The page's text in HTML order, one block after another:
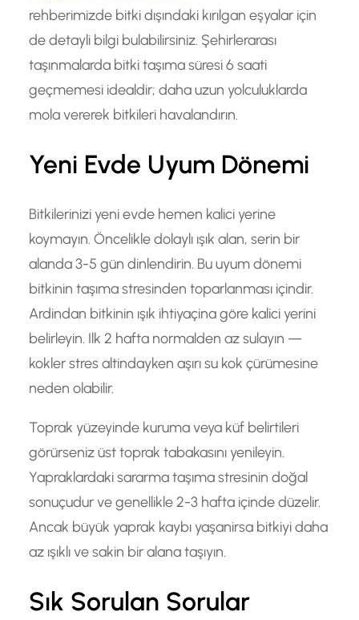
rehberimizde bitki dışındaki kırılgan eşyalar için
de detayli bilgi bulabilirsiniz. Şehirlerarası
taşınmalarda bitki taşıma süresi 6 saati
geçmemesi idealdir; daha uzun yolculuklarda
mola vererek bitkileri havalandırın.
Yeni Evde Uyum Dönemi
Bitkilerinizi yeni evde hemen kalici yerine
koymayın. Öncelikle dolaylı ışık alan, serin bir
alanda 3-5 gün dinlendirin. Bu uyum dönemi
bitkinin taşıma stresinden toparlanması içindir.
Ardindan bitkinin ışık ihtiyaçina göre kalici yerini
belirleyin. Ilk 2 hafta normalden az sulayın —
kokler stres altindayken aşırı su kok çürümesine
neden olabilir.
Toprak yüzeyinde kuruma veya küf belirtileri
görürseniz üst toprak tabakasını yenileyin.
Yapraklardaki sararma taşıma stresinin doğal
sonuçudur ve genellikle 2-3 hafta içinde düzelir.
Ancak büyük yaprak kaybı yaşanirsa bitkiyi daha
az ışıklı ve sakin bir alana taşıyın.
Sık Sorulan Sorular